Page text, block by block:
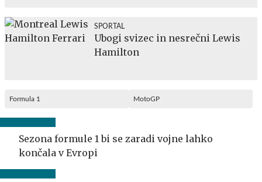
SPORTAL
Ubogi svizec in nesrečni Lewis
Hamilton
Formula 1 MotoGP
Sezona formule 1 bi se zaradi vojne lahko
končala v Evropi